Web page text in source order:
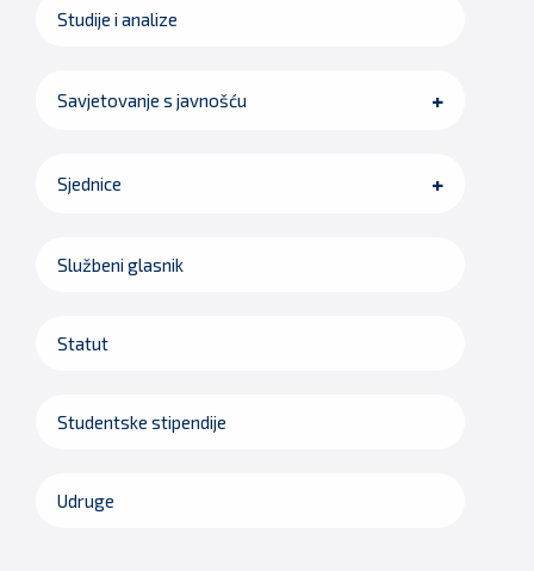
Studije i analize
Savjetovanje s javnošću
Sjednice
Službeni glasnik
Statut
Studentske stipendije
Udruge